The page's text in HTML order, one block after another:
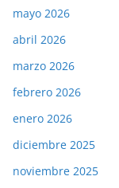
mayo 2026
abril 2026
marzo 2026
febrero 2026
enero 2026
diciembre 2025
noviembre 2025